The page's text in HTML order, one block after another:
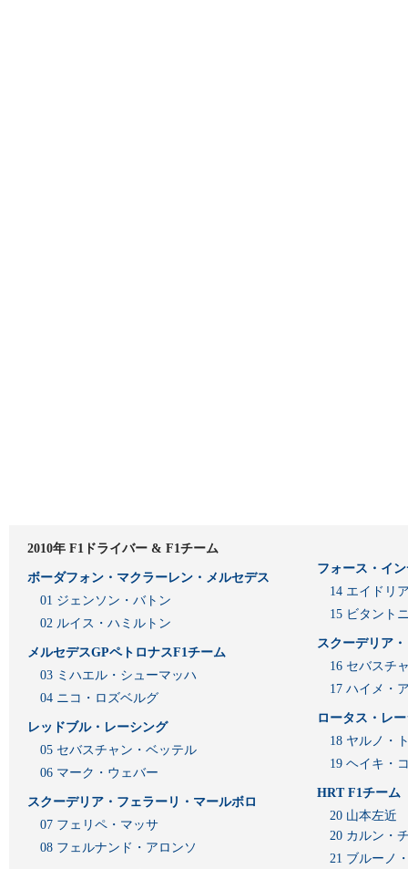
2010年 F1ドライバー & F1チーム
ボーダフォン・マクラーレン・メルセデス
01 ジェンソン・バトン
02 ルイス・ハミルトン
メルセデスGPペトロナスF1チーム
03 ミハエル・シューマッハ
04 ニコ・ロズベルグ
レッドブル・レーシング
05 セバスチャン・ベッテル
06 マーク・ウェバー
スクーデリア・フェラーリ・マールボロ
07 フェリペ・マッサ
08 フェルナンド・アロンソ
フォース・イ
14 エイドリ
15 ビタント
スクーデリア
16 セバスチ
17 ハイメ・
ロータス・レ
18 ヤルノ・
19 ヘイキ・
HRT F1チーム
20 山本左近
20 カルン・
21 ブルーノ